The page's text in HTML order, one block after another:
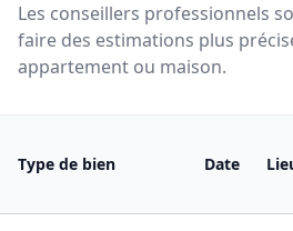
Les conseillers professionnels
faire des estimations plus
appartement ou maison.
Type de bien Date